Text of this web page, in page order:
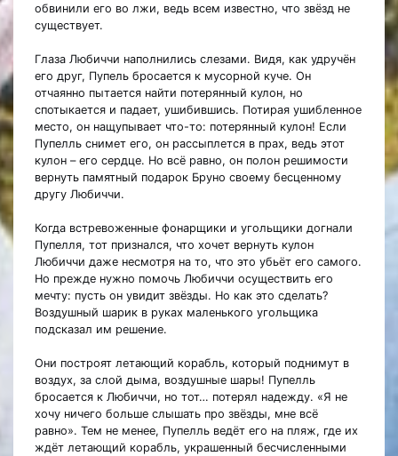
обвинили его во лжи, ведь всем известно, что звёзд не
существует.
Глаза Любиччи наполнились слезами. Видя, как удручён
его друг, Пупель бросается к мусорной куче. Он
отчаянно пытается найти потерянный кулон, но
спотыкается и падает, ушибившись. Потирая ушибленное
место, он нащупывает что-то: потерянный кулон! Если
Пупелль снимет его, он рассыплется в прах, ведь этот
кулон – его сердце. Но всё равно, он полон решимости
вернуть памятный подарок Бруно своему бесценному
другу Любиччи.
Когда встревоженные фонарщики и угольщики догнали
Пупелля, тот признался, что хочет вернуть кулон
Любиччи даже несмотря на то, что это убьёт его самого.
Но прежде нужно помочь Любиччи осуществить его
мечту: пусть он увидит звёзды. Но как это сделать?
Воздушный шарик в руках маленького угольщика
подсказал им решение.
Они построят летающий корабль, который поднимут в
воздух, за слой дыма, воздушные шары! Пупелль
бросается к Любиччи, но тот… потерял надежду. «Я не
хочу ничего больше слышать про звёзды, мне всё
равно». Тем не менее, Пупелль ведёт его на пляж, где их
ждёт летающий корабль, украшенный бесчисленными